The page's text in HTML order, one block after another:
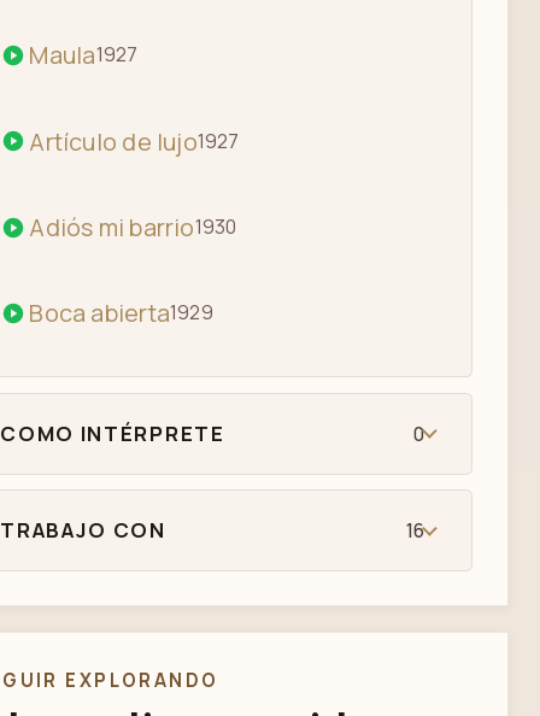
Maula1927
Artículo de lujo1927
Adiós mi barrio1930
Boca abierta1929
COMO INTÉRPRETE 0
TRABAJO CON 16
EXPLORANDO